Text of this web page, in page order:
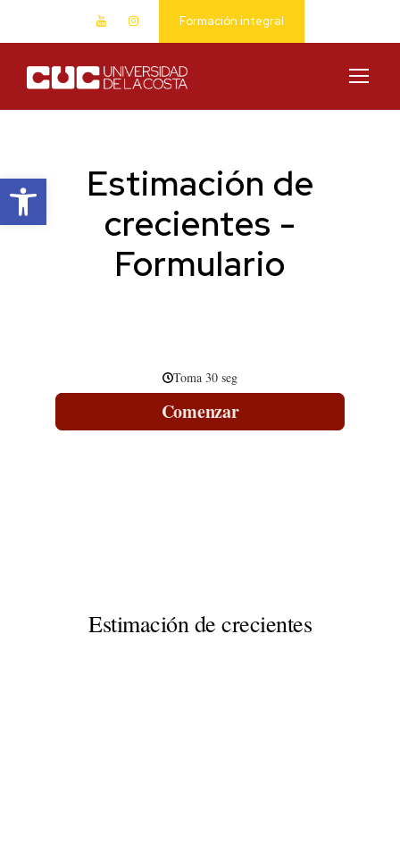
Abrir barra de herramientas
Formación integral
Estimación de
crecientes -
Formulario